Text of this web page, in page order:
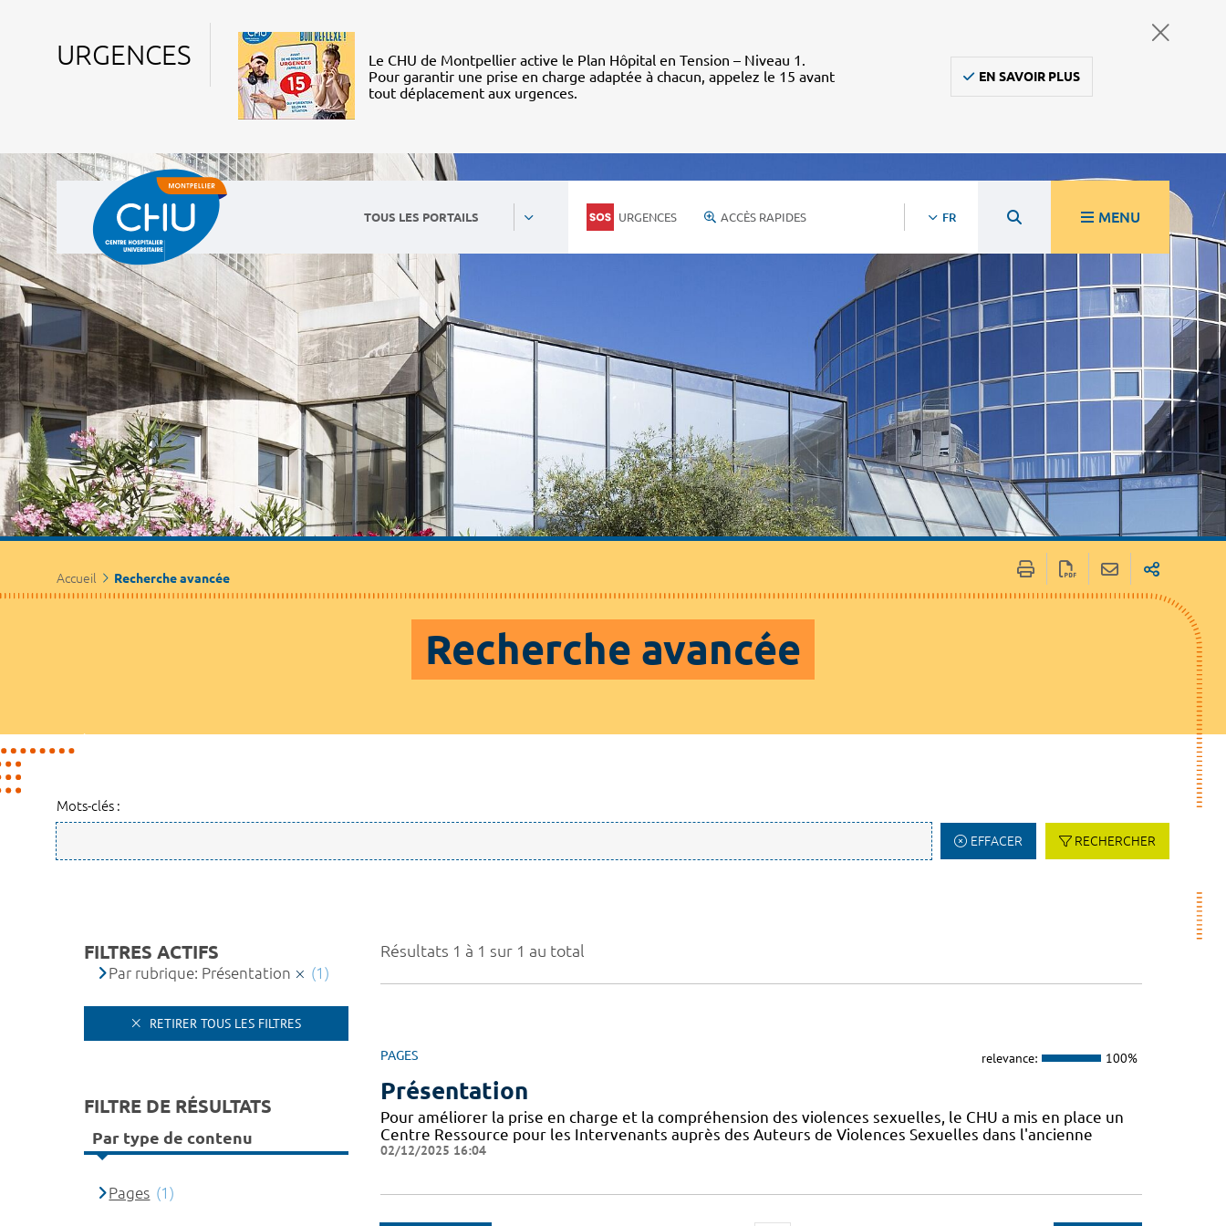
URGENCES
Le CHU de Montpellier active le Plan Hôpital en Tension – Niveau 1.
Pour garantir une prise en charge adaptée à chacun, appelez le 15 avant
tout déplacement aux urgences.
EN SAVOIR PLUS
TOUS LES PORTAILS URGENCES ACCÈS RAPIDES FR MENU
Accueil Recherche avancée
Recherche avancée
Mots-clés :
EFFACER RECHERCHER
Résultats 1 à 1 sur 1 au total
PAGES relevance: 100%
Présentation
Pour améliorer la prise en charge et la compréhension des violences sexuelles, le CHU a mis en place un
Centre Ressource pour les Intervenants auprès des Auteurs de Violences Sexuelles dans l'ancienne
02/12/2025 16:04
FILTRES ACTIFS
Par rubrique: Présentation (1)
RETIRER TOUS LES FILTRES
FILTRE DE RÉSULTATS
Par type de contenu
Pages (1)